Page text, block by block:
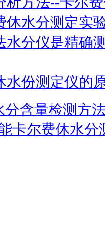
休水分测定实
水分仪是精确
水份测定仪的
分含量检测方
卡尔费休水分